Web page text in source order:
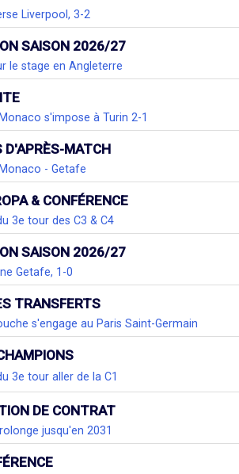
Liverpool, 3-2
SAISON 2026/27
le stage en Angleterre
s'impose à Turin 2-1
D'APRÈS-MATCH
- Getafe
& CONFÉRENCE
3e tour des C3 & C4
SAISON 2026/27
Getafe, 1-0
TRANSFERTS
s'engage au Paris Saint-Germain
3e tour aller de la C1
DE CONTRAT
jusqu'en 2031